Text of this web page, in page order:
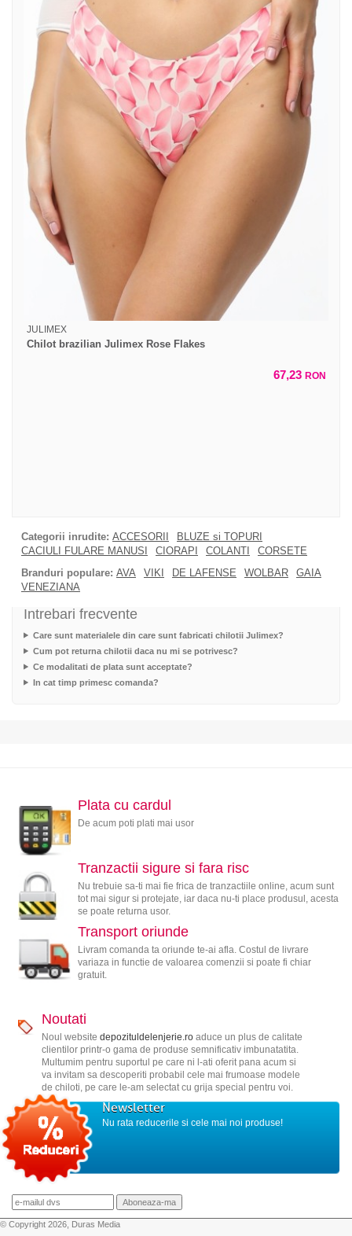
JULIMEX
Chilot brazilian Julimex Rose Flakes
67,23 RON
Categorii inrudite: ACCESORII
BLUZE si TOPURI
CACIULI FULARE MANUSI
CIORAPI COLANTI
CORSETE
Branduri populare: AVA VIKI DE LAFENSE WOLBAR
GAIA
VENEZIANA
Intrebari frecvente
Care sunt materialele din care sunt fabricati chilotii Julimex?
Cum pot returna chilotii daca nu mi se potrivesc?
Ce modalitati de plata sunt acceptate?
In cat timp primesc comanda?
Plata cu cardul
De acum poti plati mai usor
Tranzactii sigure si fara risc
Nu trebuie sa-ti mai fie frica de tranzactiile online, acum sunt
tot mai sigur si protejate, iar daca nu-ti place produsul, acesta
se poate returna usor.
Transport oriunde
Livram comanda ta oriunde te-ai afla. Costul de livrare
variaza in functie de valoarea comenzii si poate fi chiar
gratuit.
Noutati
Noul website depozituldelenjerie.roaduce un plus de calitate
clientilor printr-o gama de produse semnificativ imbunatatita.
Multumim pentru suportul pe care ni l-ati oferit pana acum si
va invitam sa descoperiti probabil cele mai frumoase modele
de chiloti, pe care le-am selectat cu grija special pentru voi.
Newsletter
Nu rata reducerile si cele mai noi produse!
© Copyright 2026, Duras Media